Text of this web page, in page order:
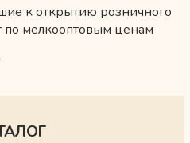
к открытию розничного
по мелкооптовым ценам